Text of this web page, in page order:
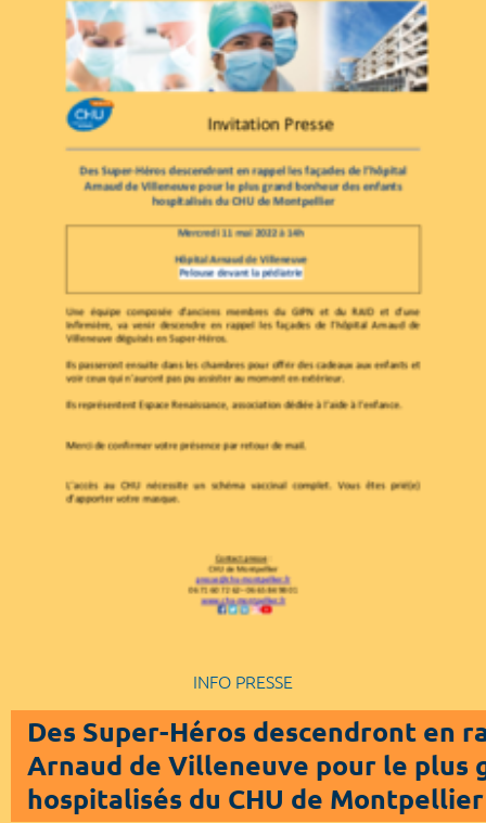
INFO PRESSE
Des Super-Héros descendront en
Arnaud de Villeneuve pour le plus
hospitalisés du CHU de Montpellier